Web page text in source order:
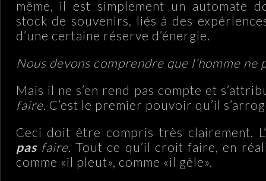
même, il est simplement un automate
stock de souvenirs, liés à des
d’une certaine réserve d’énergie.
Nous devons comprendre que l’homme ne
Mais il ne s’en rend pas compte et
faire. C’est le premier pouvoir qu’il
Ceci doit être compris très clairement.
pasfaire. Tout ce qu’il croit faire, en
comme «il pleut», comme «il gèle».